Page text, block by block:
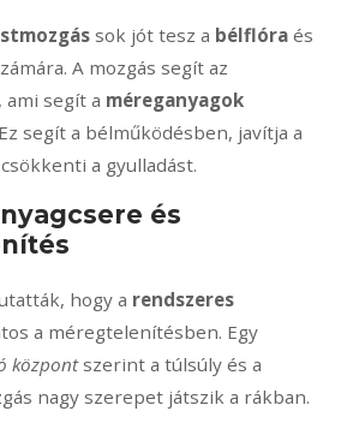
sok jót tesz a bélflóra és
A mozgás segít az
, ami segít a méreganyagok
segít a bélműködésben, javítja a
a gyulladást.
és
hogy a rendszeres
a méregtelenítésben. Egy
központszerint a túlsúly és a
nagy szerepet játszik a rákban.